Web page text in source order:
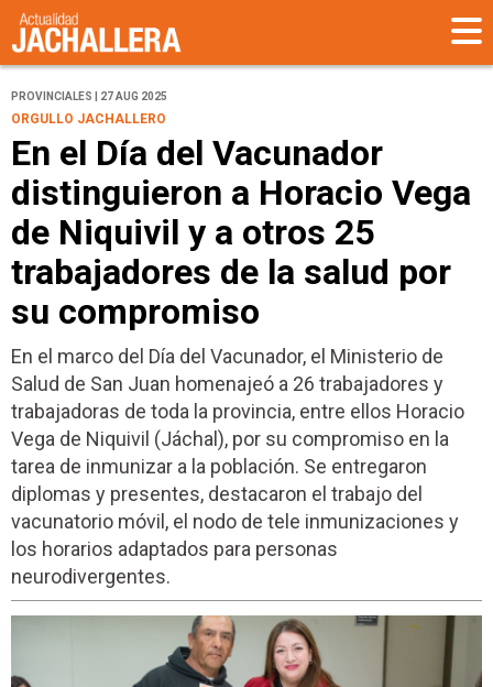
PROVINCIALES | 27 AUG 2025
ORGULLO JACHALLERO
En el Día del Vacunador
distinguieron a Horacio Vega
de Niquivil y a otros 25
trabajadores de la salud por
su compromiso
En el marco del Día del Vacunador, el Ministerio de
Salud de San Juan homenajeó a 26 trabajadores y
trabajadoras de toda la provincia, entre ellos Horacio
Vega de Niquivil (Jáchal), por su compromiso en la
tarea de inmunizar a la población. Se entregaron
diplomas y presentes, destacaron el trabajo del
vacunatorio móvil, el nodo de tele inmunizaciones y
los horarios adaptados para personas
neurodivergentes.